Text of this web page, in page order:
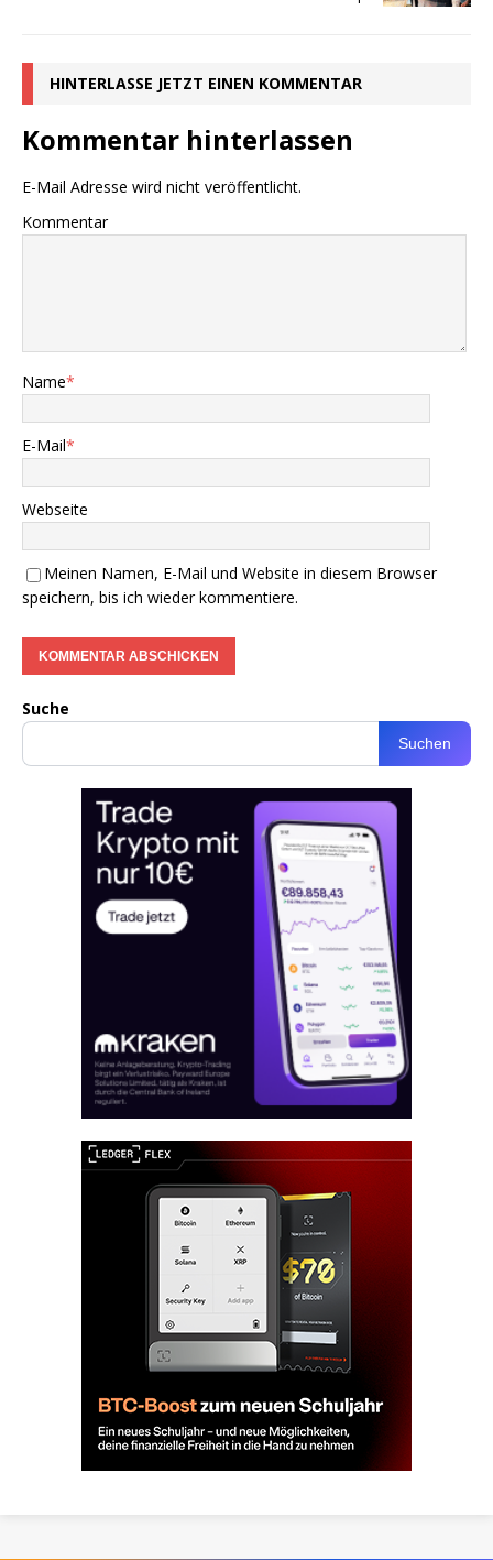
HINTERLASSE JETZT EINEN KOMMENTAR
Kommentar hinterlassen
E-Mail Adresse wird nicht veröffentlicht.
Kommentar
Name*
E-Mail*
Webseite
Meinen Namen, E-Mail und Website in diesem Browser
speichern, bis ich wieder kommentiere.
Suche
Suchen